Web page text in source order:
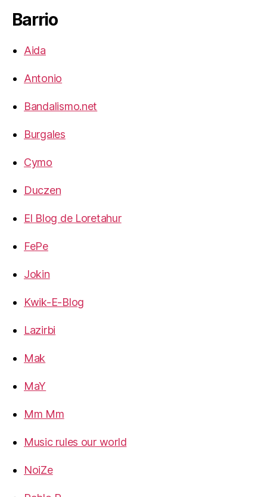
Barrio
Aida
Antonio
Bandalismo.net
Burgales
Cymo
Duczen
El Blog de Loretahur
FePe
Jokin
Kwik-E-Blog
Lazirbi
Mak
MaY
Mm Mm
Music rules our world
NoiZe